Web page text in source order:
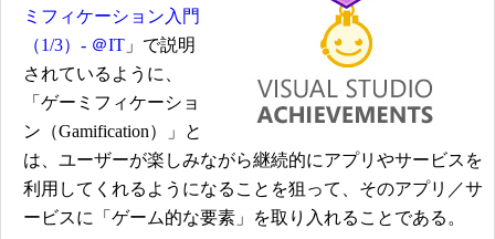
ミフィケーション入門
（1/3）- ＠IT 」で説明
されているように、
「ゲーミフィケーショ
ン（Gamification）」と
は、ユーザーが楽しみながら継続的にアプリやサービスを
利用してくれるようになることを狙って、そのアプリ／サ
ービスに「ゲーム的な要素」を取り入れることである。